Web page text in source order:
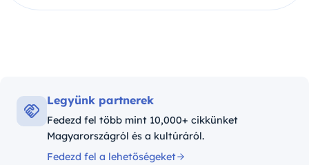
Legyünk partnerek
Fedezd fel több mint 10,000+ cikkünket
Magyarországról és a kultúráról.
Fedezd fel a lehetőségeket